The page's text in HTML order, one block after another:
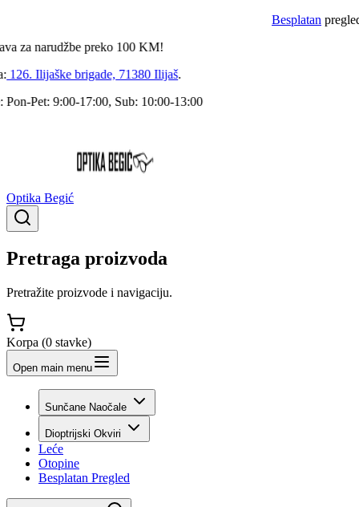
Besplatan pregled
narudžbe preko 100 KM!
Ilijaške brigade, 71380 Ilijaš.
Pet: 9:00-17:00, Sub: 10:00-13:00
Optika Begić
Pretraga proizvoda
Pretražite proizvode i navigaciju.
Korpa (0 stavke)
Open main menu
Sunčane Naočale
Dioptrijski Okviri
Leće
Otopine
Besplatan Pregled